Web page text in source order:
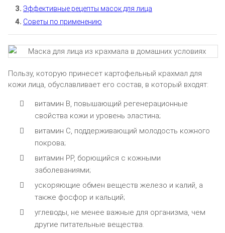
Эффективные рецепты масок для лица
Советы по применению
Пользу, которую принесет картофельный крахмал для
кожи лица, обуславливает его состав, в который входят:
витамин В, повышающий регенерационные
свойства кожи и уровень эластина;
витамин С, поддерживающий молодость кожного
покрова;
витамин РР, борющийся с кожными
заболеваниями;
ускоряющие обмен веществ железо и калий, а
также фосфор и кальций;
углеводы, не менее важные для организма, чем
другие питательные вещества.